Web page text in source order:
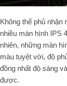
Không thể phủ nhận
nhiều màn hình IPS
nhiên, những màn
màu tuyệt vời, độ
đồng nhất độ sáng
được.